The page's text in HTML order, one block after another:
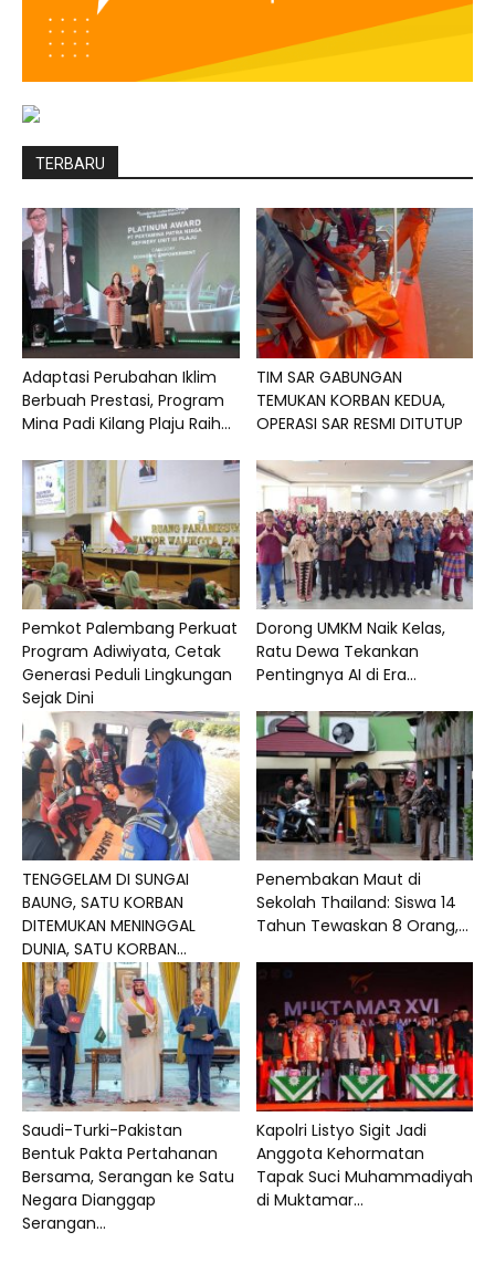
TERBARU
Adaptasi Perubahan Iklim
Berbuah Prestasi, Program
Mina Padi Kilang Plaju Raih...
TIM SAR GABUNGAN
TEMUKAN KORBAN KEDUA,
OPERASI SAR RESMI DITUTUP
Pemkot Palembang Perkuat
Program Adiwiyata, Cetak
Generasi Peduli Lingkungan
Sejak Dini
Dorong UMKM Naik Kelas,
Ratu Dewa Tekankan
Pentingnya AI di Era...
TENGGELAM DI SUNGAI
BAUNG, SATU KORBAN
DITEMUKAN MENINGGAL
DUNIA, SATU KORBAN...
Penembakan Maut di
Sekolah Thailand: Siswa 14
Tahun Tewaskan 8 Orang,...
Saudi-Turki-Pakistan
Bentuk Pakta Pertahanan
Bersama, Serangan ke Satu
Negara Dianggap
Serangan...
Kapolri Listyo Sigit Jadi
Anggota Kehormatan
Tapak Suci Muhammadiyah
di Muktamar...